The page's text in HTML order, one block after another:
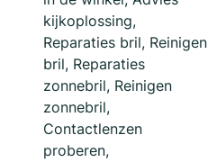
kijkoplossing,
Reparaties bril, Reinigen
bril, Reparaties
zonnebril, Reinigen
zonnebril,
Contactlenzen
proberen,